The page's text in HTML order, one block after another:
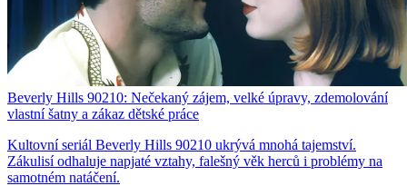
Beverly Hills 90210: Nečekaný zájem, velké úpravy, zdemolování
vlastní šatny a zákaz dětské práce
Kultovní seriál Beverly Hills 90210 ukrývá mnohá tajemství.
Zákulisí odhaluje napjaté vztahy, falešný věk herců i problémy na
samotném natáčení.